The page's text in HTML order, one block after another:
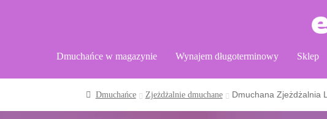
Dmuchańce w magazynie Wynajem długoterminowy Sklep
Dmuchańce Zjeżdżalnie dmuchane Dmuchana Zjeżdżalnia